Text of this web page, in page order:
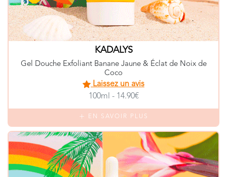
KADALYS
Gel Douche Exfoliant Banane Jaune & Éclat de Noix de
Coco
Laissez un avis
100ml - 14.90€
EN SAVOIR PLUS